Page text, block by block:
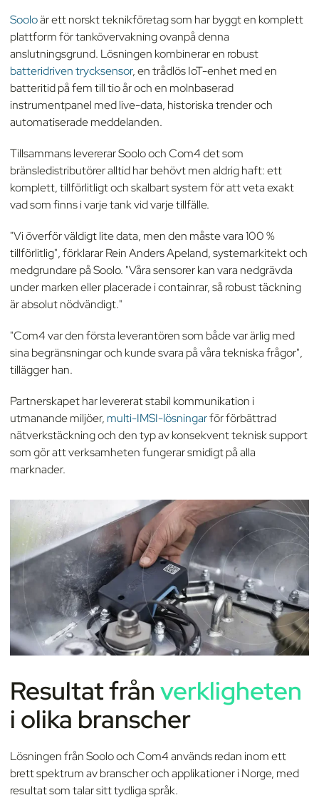
Sooloär ett norskt teknikföretag som har byggt en komplett
plattform för tankövervakning ovanpå denna
anslutningsgrund. Lösningen kombinerar en robust
batteridriven trycksensor, en trådlös IoT-enhet med en
batteritid på fem till tio år och en molnbaserad
instrumentpanel med live-data, historiska trender och
automatiserade meddelanden.
Tillsammans levererar Soolo och Com4 det som
bränsledistributörer alltid har behövt men aldrig haft: ett
komplett, tillförlitligt och skalbart system för att veta exakt
vad som finns i varje tank vid varje tillfälle.
"Vi överför väldigt lite data, men den måste vara 100 %
tillförlitlig", förklarar Rein Anders Apeland, systemarkitekt och
medgrundare på Soolo. "Våra sensorer kan vara nedgrävda
under marken eller placerade i containrar, så robust täckning
är absolut nödvändigt."
"Com4 var den första leverantören som både var ärlig med
sina begränsningar och kunde svara på våra tekniska frågor",
tillägger han.
Partnerskapet har levererat stabil kommunikation i
utmanande miljöer, multi-IMSI-lösningarför förbättrad
nätverkstäckning och den typ av konsekvent teknisk support
som gör att verksamheten fungerar smidigt på alla
marknader.
Resultat frånverkligheten
i olika branscher
Lösningen från Soolo och Com4 används redan inom ett
brett spektrum av branscher och applikationer i Norge, med
resultat som talar sitt tydliga språk.